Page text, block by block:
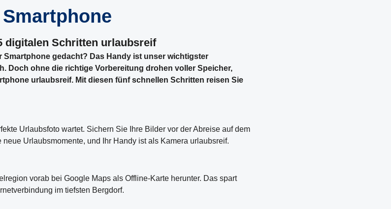
digitalen Schritten urlaubsreif
Smartphone gedacht? Das Handy ist unser wichtigster
Doch ohne die richtige Vorbereitung drohen voller Speicher,
urlaubsreif. Mit diesen fünf schnellen Schritten reisen Sie
Urlaubsfoto wartet. Sichern Sie Ihre Bilder vor der Abreise auf dem
Urlaubsmomente, und Ihr Handy ist als Kamera urlaubsreif.
vorab bei Google Maps als Offline-Karte herunter. Das spart
im tiefsten Bergdorf.